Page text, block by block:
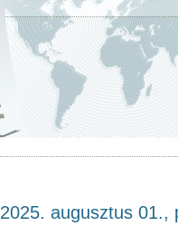
2025. augusztus 01.,